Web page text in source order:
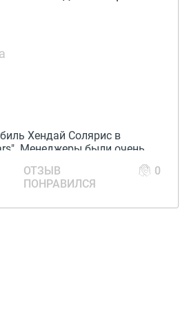
Хендай Солярис в
Менеджеры были очень
мне сделать правильный
машин и приятное
ОТЗЫВ
ПОНРАВИЛСЯ
0